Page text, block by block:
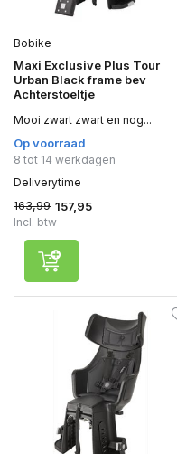
Bobike
Maxi Exclusive Plus Tour
Urban Black frame bev
Achterstoeltje
Mooi zwart zwart en nog...
Op voorraad
8 tot 14 werkdagen
Deliverytime
163,99 157,95
Incl. btw